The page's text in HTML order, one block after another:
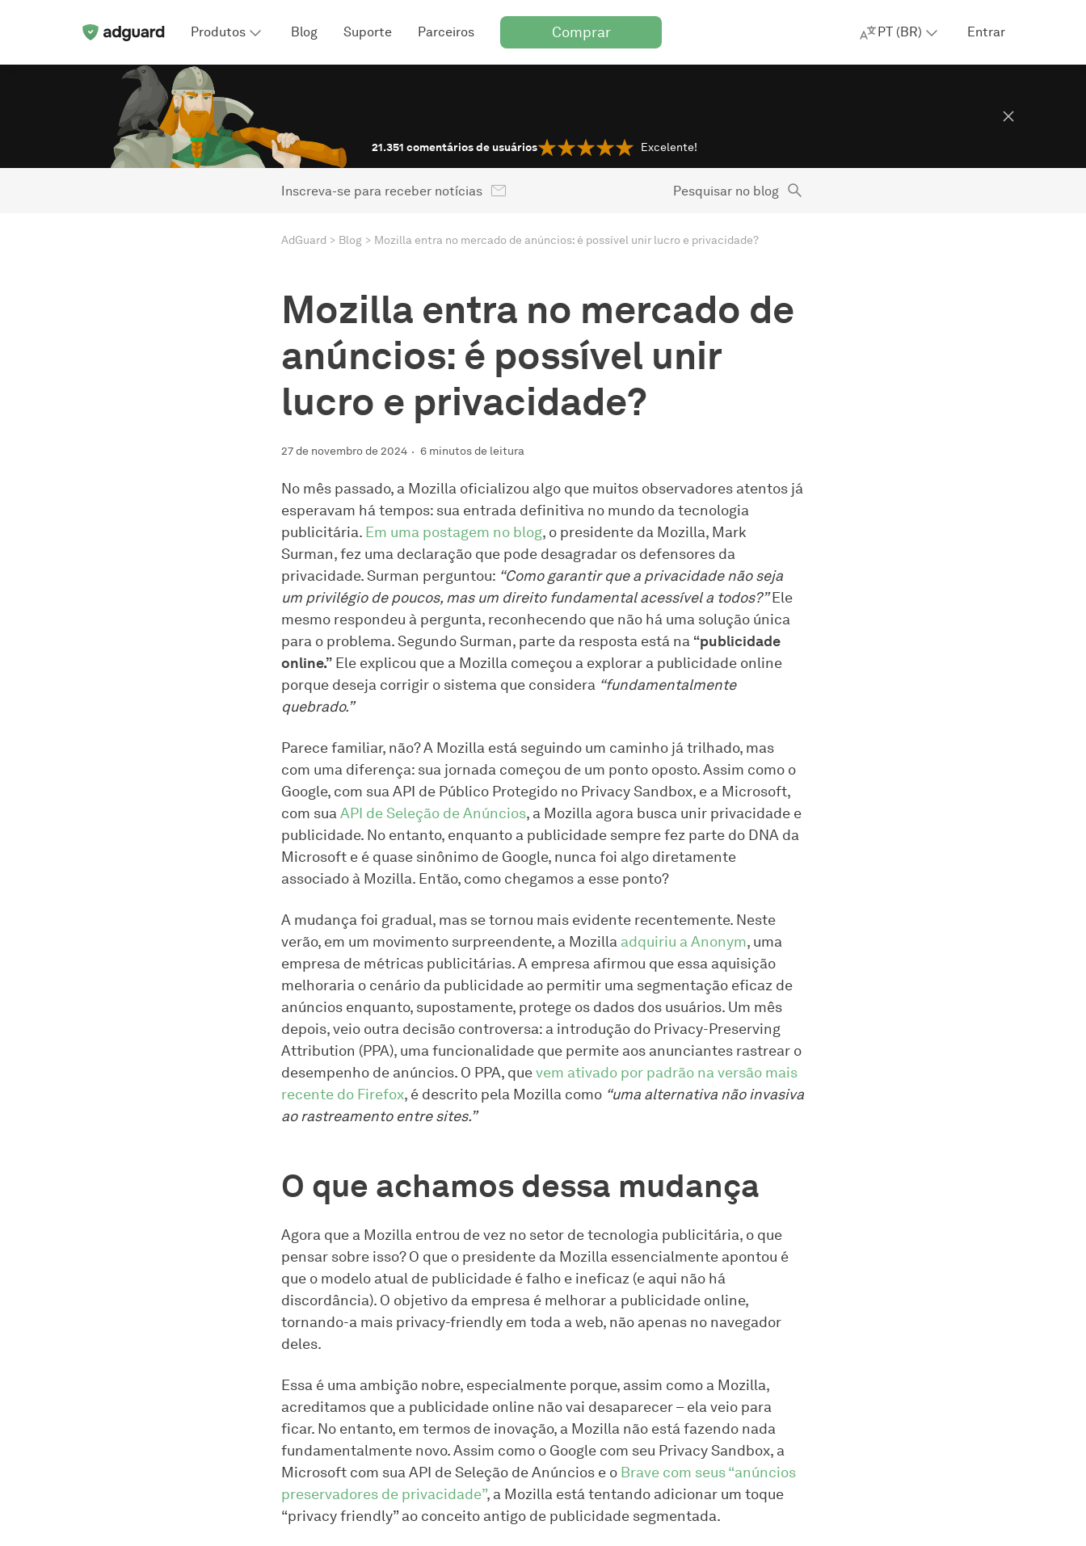
Produtos Blog Suporte Parceiros Comprar PT (BR) Entrar
21.351 comentários de usuários Excelente!
Inscreva-se para receber notícias Pesquisar no blog
AdGuard Blog Mozilla entra no mercado de anúncios: é possível unir lucro e privacidade?
Mozilla entra no mercado de
anúncios: é possível unir
lucro e privacidade?
27 de novembro de 2024 6 minutos de leitura
No mês passado, a Mozilla oficializou algo que muitos observadores atentos já
esperavam há tempos: sua entrada definitiva no mundo da tecnologia
publicitária. Em uma postagem no blog, o presidente da Mozilla, Mark
Surman, fez uma declaração que pode desagradar os defensores da
privacidade. Surman perguntou: “Como garantir que a privacidade não seja
um privilégio de poucos, mas um direito fundamental acessível a todos?”Ele
mesmo respondeu à pergunta, reconhecendo que não há uma solução única
para o problema. Segundo Surman, parte da resposta está na “publicidade
online.” Ele explicou que a Mozilla começou a explorar a publicidade online
porque deseja corrigir o sistema que considera “fundamentalmente
quebrado.”
Parece familiar, não? A Mozilla está seguindo um caminho já trilhado, mas
com uma diferença: sua jornada começou de um ponto oposto. Assim como o
Google, com sua API de Público Protegido no Privacy Sandbox, e a Microsoft,
com suaAPI de Seleção de Anúncios, a Mozilla agora busca unir privacidade e
publicidade. No entanto, enquanto a publicidade sempre fez parte do DNA da
Microsoft e é quase sinônimo de Google, nunca foi algo diretamente
associado à Mozilla. Então, como chegamos a esse ponto?
A mudança foi gradual, mas se tornou mais evidente recentemente. Neste
verão, em um movimento surpreendente, a Mozilla adquiriu a Anonym, uma
empresa de métricas publicitárias. A empresa afirmou que essa aquisição
melhoraria o cenário da publicidade ao permitir uma segmentação eficaz de
anúncios enquanto, supostamente, protege os dados dos usuários. Um mês
depois, veio outra decisão controversa: a introdução do Privacy-Preserving
Attribution (PPA), uma funcionalidade que permite aos anunciantes rastrear o
desempenho de anúncios. O PPA, quevem ativado por padrão na versão mais
recente do Firefox, é descrito pela Mozilla como “uma alternativa não invasiva
ao rastreamento entre sites.”
O que achamos dessa mudança
Agora que a Mozilla entrou de vez no setor de tecnologia publicitária, o que
pensar sobre isso? O que o presidente da Mozilla essencialmente apontou é
que o modelo atual de publicidade é falho e ineficaz (e aqui não há
discordância). O objetivo da empresa é melhorar a publicidade online,
tornando-a mais privacy-friendly em toda a web, não apenas no navegador
deles.
Essa é uma ambição nobre, especialmente porque, assim como a Mozilla,
acreditamos que a publicidade online não vai desaparecer – ela veio para
ficar. No entanto, em termos de inovação, a Mozilla não está fazendo nada
fundamentalmente novo. Assim como o Google com seu Privacy Sandbox, a
Microsoft com sua API de Seleção de Anúncios e o Brave com seus “anúncios
preservadores de privacidade”, a Mozilla está tentando adicionar um toque
“privacy friendly” ao conceito antigo de publicidade segmentada.